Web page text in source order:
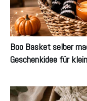
Boo Basket selber
Geschenkidee für